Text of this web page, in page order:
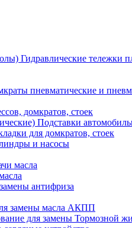
Гидравлические тележки
пневматические и
домкратов, стоек
Подставки
для домкратов, стоек
и насосы
масла
антифриза
замены масла АКПП
для замены Тормозной